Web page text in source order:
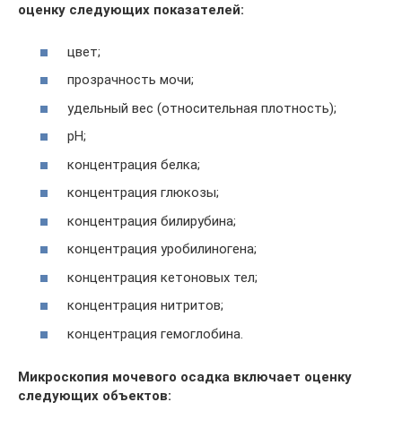
оценку следующих показателей:
цвет;
прозрачность мочи;
удельный вес (относительная плотность);
рН;
концентрация белка;
концентрация глюкозы;
концентрация билирубина;
концентрация уробилиногена;
концентрация кетоновых тел;
концентрация нитритов;
концентрация гемоглобина.
Микроскопия мочевого осадка включает оценку
следующих объектов: